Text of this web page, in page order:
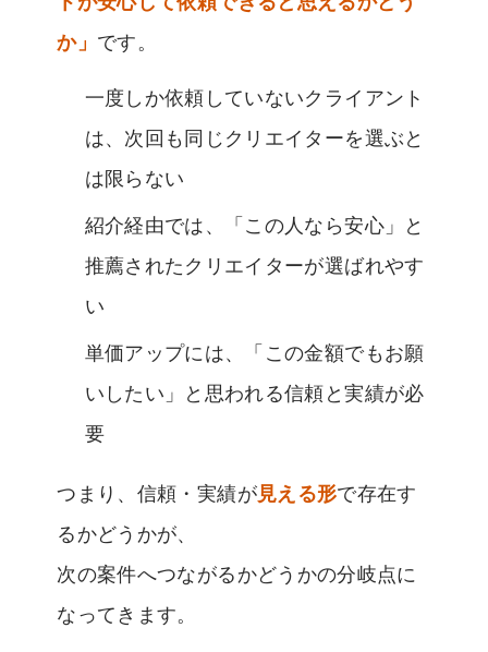
か」 です。
一度しか依頼していないクライアント
は、次回も同じクリエイターを選ぶと
は限らない
紹介経由では、「この人なら安心」と
推薦されたクリエイターが選ばれやす
い
単価アップには、「この金額でもお願
いしたい」と思われる信頼と実績が必
要
つまり、信頼・実績が見える形で存在す
るかどうかが、
次の案件へつながるかどうかの分岐点に
なってきます。